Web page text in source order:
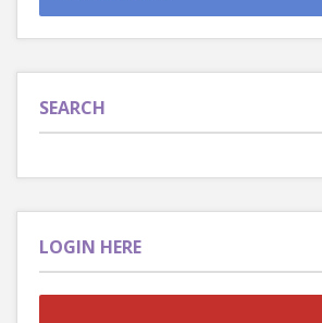
SEARCH
LOGIN HERE